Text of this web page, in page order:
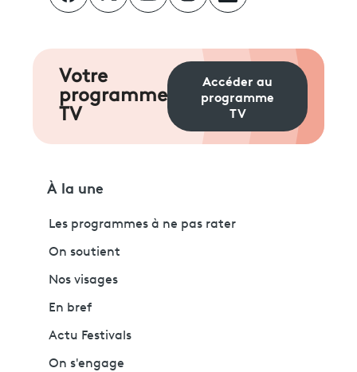
Votre
programme
TV
Accéder au
programme
TV
À la une
Les programmes à ne pas rater
On soutient
Nos visages
En bref
Actu Festivals
On s'engage